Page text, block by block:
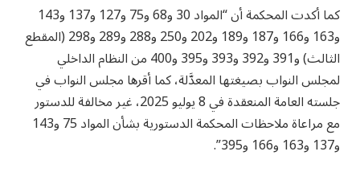
كما أكدت المحكمة أن “المواد 30 و68 و75 و127 و137 و143
و163 و166 و187 و189 و202 و250 و288 و289 و298 (المقطع
الثالث) و391 و392 و393 و395 و400 من النظام الداخلي
لمجلس النواب بصيغتها المعدَّلة، كما أقرها مجلس النواب في
جلسته العامة المنعقدة في 8 يوليو 2025، غير مخالفة للدستور
مع مراعاة ملاحظات المحكمة الدستورية بشأن المواد 75 و143
و137 و163 و166 و395”.